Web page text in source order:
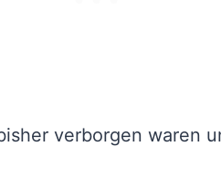
verborgen waren